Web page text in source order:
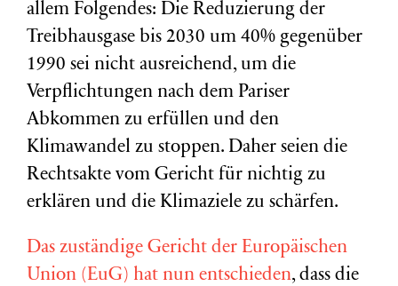
allem Folgendes: Die Reduzierung der
Treibhausgase bis 2030 um 40% gegenüber
1990 sei nicht ausreichend, um die
Verpflichtungen nach dem Pariser
Abkommen zu erfüllen und den
Klimawandel zu stoppen. Daher seien die
Rechtsakte vom Gericht für nichtig zu
erklären und die Klimaziele zu schärfen.
Das zuständige Gericht der Europäischen
Union (EuG) hat nun entschieden, dass die